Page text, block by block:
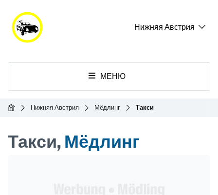
Нижняя Австрия
МЕНЮ
ГлавнаяНижняя Австрия Мёдлинг Такси
Такси,Мёдлинг